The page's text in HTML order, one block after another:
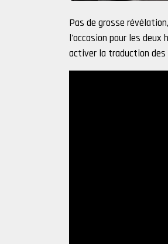
Pas de grosse
l'occasion pour les deux
activer la traduction